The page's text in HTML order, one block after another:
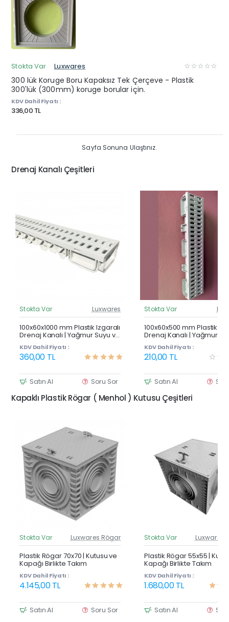
Stokta Var Luxwares
300 lük Koruge Boru Kapaksız Tek Çerçeve - Plastik
300'lük (300mm) koruge borular için.
KDV Dahil Fiyatı :
336,00 TL
Sayfa Sonuna Ulaştınız.
Drenaj Kanalı Çeşitleri
Güncel Fiyat
Çok Satan
Stokta Var Luxwares
100x60x1000 mm Plastik Izgaralı
Drenaj Kanalı | Yağmur Suyu ve
Havuz Kenarı Oluğu
KDV Dahil Fiyatı :
360,00 TL
Satın Al Soru Sor
Stokta Var
100x60x500 mm Plastik
Drenaj Kanalı | Yağmur
Havuz Kenarı Oluğu
KDV Dahil Fiyatı :
210,00 TL
Satın Al
Kapaklı Plastik Rögar ( Menhol ) Kutusu Çeşitleri
Güncel Fiyat
Yeni Ürün
Stokta Var Luxwares Rögar
Plastik Rögar 70x70 | Kutusu ve
Kapağı Birlikte Takım
KDV Dahil Fiyatı :
4.145,00 TL
Satın Al Soru Sor
Stokta Var Luxwares
Plastik Rögar 55x55 |
Kapağı Birlikte Takım
KDV Dahil Fiyatı :
1.680,00 TL
Satın Al